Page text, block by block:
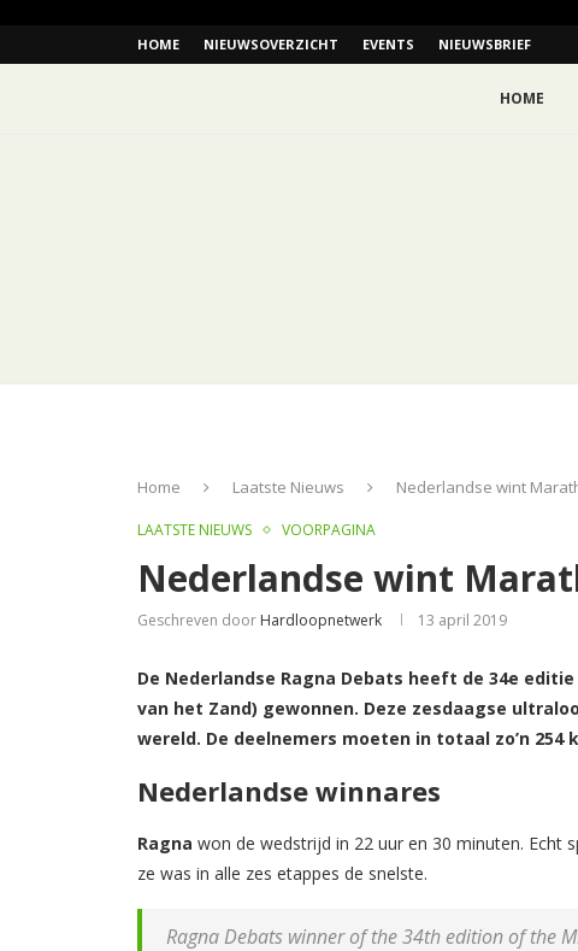
HOME NIEUWSOVERZICHT EVENTS NIEUWSBRIEF
HOME
Home Laatste Nieuws Nederlandse wint
LAATSTE NIEUWS VOORPAGINA
Nederlandse wint
Geschreven door Hardloopnetwerk 13 april 2019
De Nederlandse Ragna Debats heeft de 34e
van het Zand) gewonnen. Deze zesdaagse
wereld. De deelnemers moeten in totaal zo’n
Nederlandse winnares
Ragna won de wedstrijd in 22 uur en 30 minuten. Echt
ze was in alle zes etappes de snelste.
Ragna Debats winner of the 34th edition of the